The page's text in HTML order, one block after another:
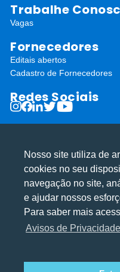
Utilizamos cookies para
experiência, melhorar o
como você interage em
personalizar conteúdo.
Utilizamos cookies para
experiência, melhorar o
como você interage em
personalizar conteúdo.
Trabalhe
Vagas
Fornecedores
Editais abertos
Cadastro de Fornecedores
Redes Sociais
ⓒ Todos os direitos reservados I
Nosso site utiliza de
cookies no seu
navegação no site,
e ajudar nossos
Para saber mais
Avisos de Privacidade